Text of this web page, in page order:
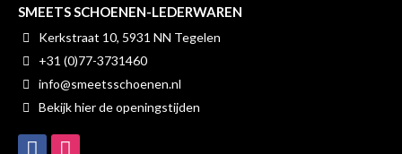
SMEETS SCHOENEN-LEDERWAREN
Kerkstraat 10, 5931 NN Tegelen
+31 (0)77-3731460
info@smeetsschoenen.nl
Bekijk hier de openingstijden